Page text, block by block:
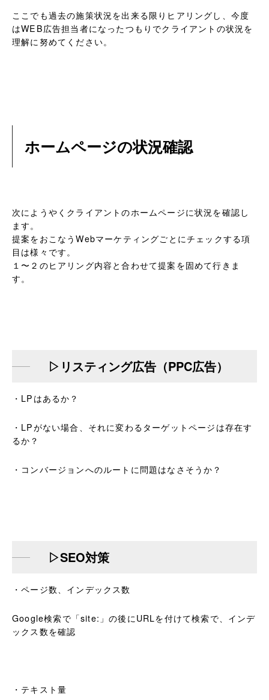
ここでも過去の施策状況を出来る限りヒアリングし、今度
はWEB広告担当者になったつもりでクライアントの状況を
理解に努めてください。
ホームページの状況確認
次にようやくクライアントのホームページに状況を確認し
ます。
提案をおこなうWebマーケティングごとにチェックする項
目は様々です。
１〜２のヒアリング内容と合わせて提案を固めて行きま
す。
▷リスティング広告（PPC広告）
・LPはあるか？
・LPがない場合、それに変わるターゲットページは存在す
るか？
・コンバージョンへのルートに問題はなさそうか？
▷SEO対策
・ページ数、インデックス数
Google検索で「site:」の後にURLを付けて検索で、インデ
ックス数を確認
・テキスト量